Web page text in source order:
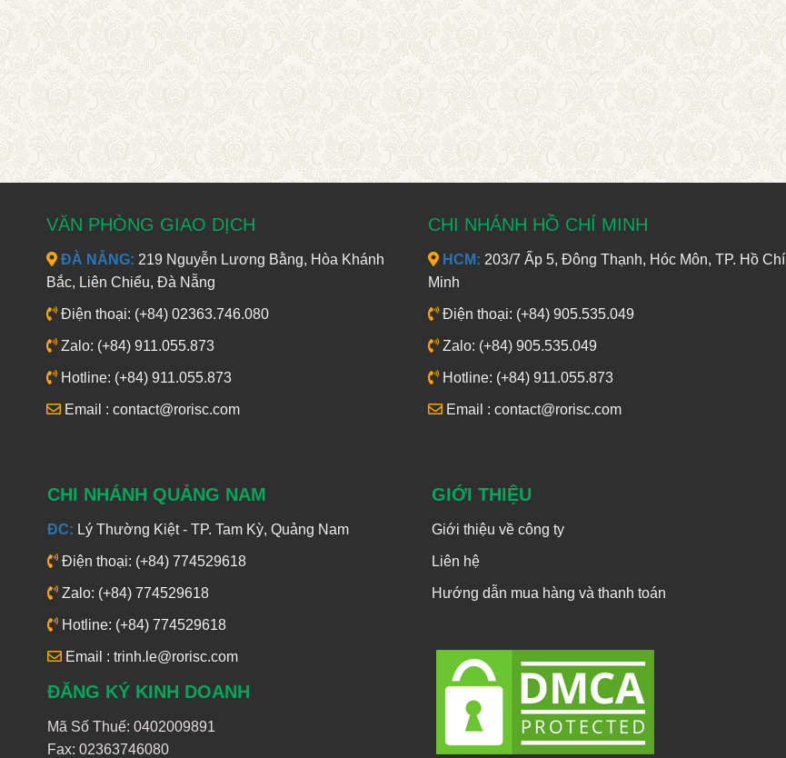
VĂN PHÒNG GIAO DỊCH
ĐÀ NẴNG: 219 Nguyễn Lương Bằng, Hòa Khánh
Bắc, Liên Chiểu, Đà Nẵng
Điện thoại: (+84) 02363.746.080
Zalo: (+84) 911.055.873
Hotline: (+84) 911.055.873
Email : contact@rorisc.com
CHI NHÁNH HỒ CHÍ MINH
HCM: 203/7 Ấp 5, Đông Thạnh, Hóc Môn, TP. Hồ Chí
Minh
Điện thoại: (+84) 905.535.049
Zalo: (+84) 905.535.049
Hotline: (+84) 911.055.873
Email : contact@rorisc.com
CHI NHÁNH QUẢNG NAM
ĐC: Lý Thường Kiệt - TP. Tam Kỳ, Quảng Nam
Điện thoại: (+84) 774529618
Zalo: (+84) 774529618
Hotline: (+84) 774529618
Email : trinh.le@rorisc.com
ĐĂNG KÝ KINH DOANH
Mã Số Thuế: 0402009891
Fax: 02363746080
GIỚI THIỆU
Giới thiệu về công ty
Liên hệ
Hướng dẫn mua hàng và thanh toán